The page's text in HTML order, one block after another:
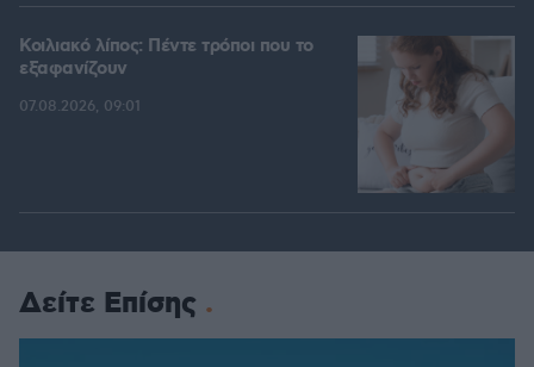
Κοιλιακό λίπος: Πέντε τρόποι που το
εξαφανίζουν
07.08.2026, 09:01
Δείτε Επίσης